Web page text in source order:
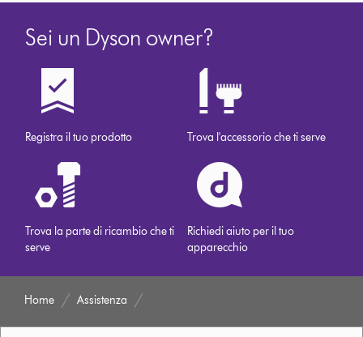
Sei un Dyson owner?
Registra il tuo prodotto Trova l'accessorio che ti serve
Trova la parte di ricambio che ti
serve
Richiedi aiuto per il tuo
apparecchio
Home Assistenza